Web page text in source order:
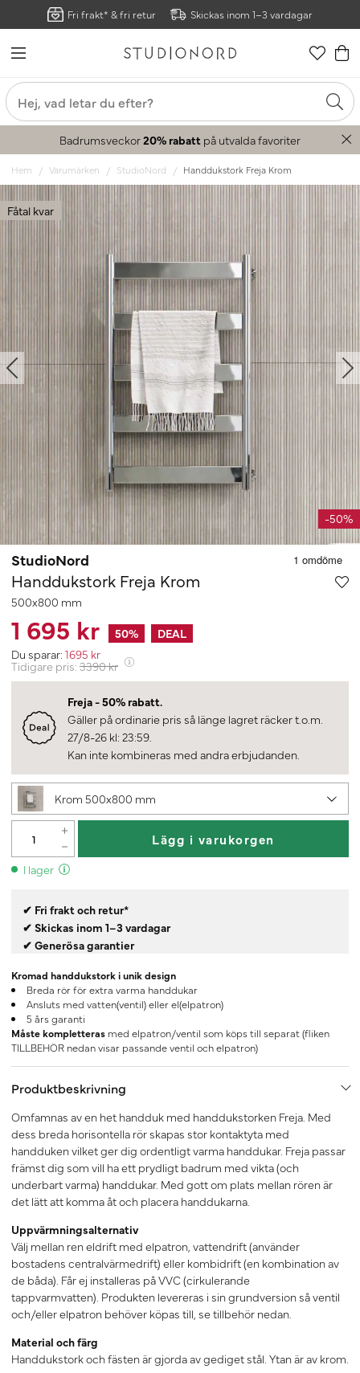
Fri frakt* & fri retur Skickas inom 1–3 vardagar
Badrumsveckor20% rabatt på utvalda favoriter
Hem Varumärken StudioNord Handdukstork Freja Krom
Fåtal kvar
-50%
StudioNord
Handdukstork Freja Krom
500x800 mm
1 695 kr 50%
DEAL
Du sparar: 1695 kr
Tidigare pris: 3390kr
Freja - 50% rabatt.
Gäller på ordinarie pris så länge lagret räcker t.o.m.
27/8-26 kl: 23:59.
Kan inte kombineras med andra erbjudanden.
Krom 500x800 mm
Lägg i varukorgen
I lager
✔ Fri frakt och retur*
✔ Skickas inom 1–3 vardagar
✔ Generösa garantier
Kromad handdukstork i unik design
Breda rör för extra varma handdukar
Ansluts med vatten(ventil) eller el(elpatron)
5 års garanti
Måste kompletteras med elpatron/ventil som köps till separat (fliken
TILLBEHÖR nedan visar passande ventil och elpatron)
Produktbeskrivning
Omfamnas av en het handduk med handdukstorken Freja. Med
dess breda horisontella rör skapas stor kontaktyta med
handduken vilket ger dig ordentligt varma handdukar. Freja passar
främst dig som vill ha ett prydligt badrum med vikta (och
underbart varma) handdukar. Med gott om plats mellan rören är
det lätt att komma åt och placera handdukarna.
Uppvärmningsalternativ
Välj mellan ren eldrift med elpatron, vattendrift (använder
bostadens centralvärmedrift) eller kombidrift (en kombination av
de båda). Får ej installeras på VVC (cirkulerande
tappvarmvatten). Produkten levereras i sin grundversion så ventil
och/eller elpatron behöver köpas till, se tillbehör nedan.
Material och färg
Handdukstork och fästen är gjorda av gediget stål. Ytan är av krom.